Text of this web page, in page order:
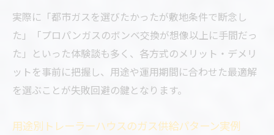
実際に「都市ガスを選びたかったが敷地条件で断念し
た」「プロパンガスのボンベ交換が想像以上に手間だっ
た」といった体験談も多く、各方式のメリット・デメリ
ットを事前に把握し、用途や運用期間に合わせた最適解
を選ぶことが失敗回避の鍵となります。
用途別トレーラーハウスのガス供給パターン実例